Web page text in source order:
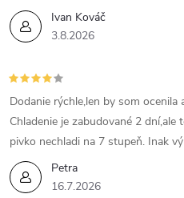
Ivan Kováč
3.8.2026
Petra
16.7.2026
Dodanie rýchle,len by som ocenila
Chladenie je zabudované 2 dní,ale
pivko nechladi na 7 stupeň. Inak